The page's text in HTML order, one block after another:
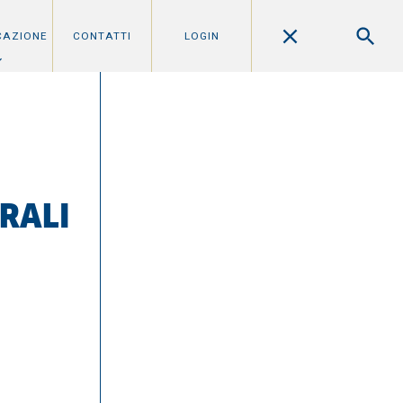
CONTATTI LOGIN